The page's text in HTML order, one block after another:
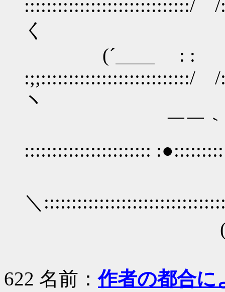
::::::::::::::::::::::::::::::/ /
く
(´＿＿ : :
:;;:::::::::::::::::::::::::::/ /
ヽ
￣￣｀ヾ＿
:::::::::::::::::::::::
＼
(＿_ ￣~
622 名前：作者の都合に